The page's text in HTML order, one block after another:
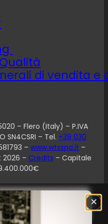
di vendita e
– Flero (Italy) – P.IVA
SN4CSRI – Tel. +39 030
–www.wtsspa.it –
2026 – Credits – Capitale
×
alla privacy